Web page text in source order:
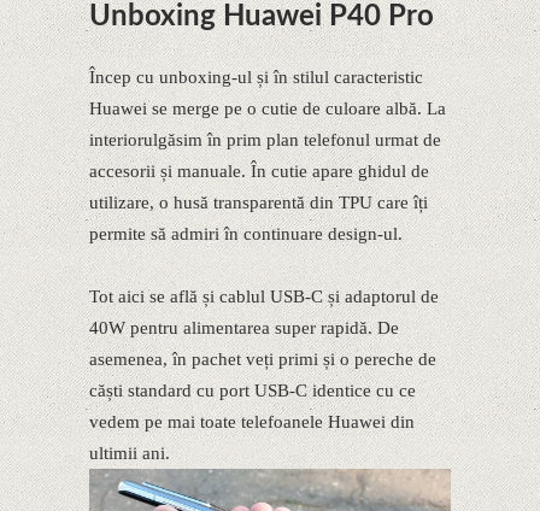
Unboxing Huawei P40 Pro
Încep cu unboxing-ul și în stilul caracteristic
Huawei se merge pe o cutie de culoare albă. La
interiorulgăsim în prim plan telefonul urmat de
accesorii și manuale. În cutie apare ghidul de
utilizare, o husă transparentă din TPU care îți
permite să admiri în continuare design-ul.
Tot aici se află și cablul USB-C și adaptorul de
40W pentru alimentarea super rapidă. De
asemenea, în pachet veți primi și o pereche de
căști standard cu port USB-C identice cu ce
vedem pe mai toate telefoanele Huawei din
ultimii ani.